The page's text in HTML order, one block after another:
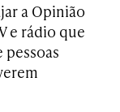
a Opinião
e rádio que